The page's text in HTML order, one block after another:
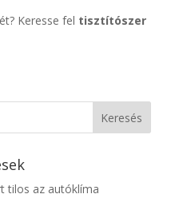
Keresse fel tisztítószer
tilos az autóklíma